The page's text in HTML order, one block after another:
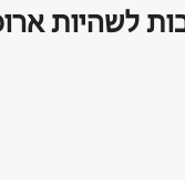
לשהיות